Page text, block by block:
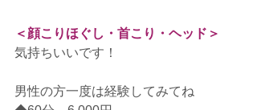
＜顔こりほぐし・首こり・ヘッド＞
気持ちいいです！
男性の方一度は経験してみてね